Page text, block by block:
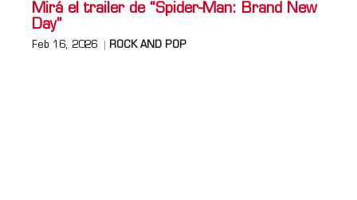
Mirá el trailer de “Spider-Man: Brand New
Day”
Feb 16, 2026 ROCK AND POP